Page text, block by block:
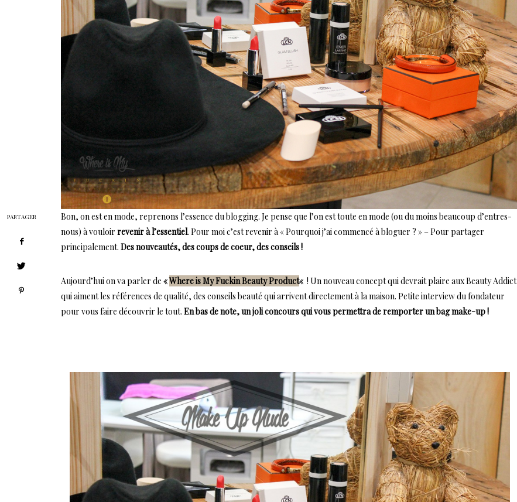
Bon, on est en mode, reprenons l’essence du blogging. Je pense que l’on est toute en mode (ou du moins beaucoup d’entres-
nous) à vouloir revenir à l’essentiel. Pour moi c’est revenir à « Pourquoi j’ai commencé à bloguer ? » – Pour partager
principalement. Des nouveautés, des coups de coeur, des conseils !
Aujourd’hui on va parler de «Where is My Fuckin Beauty Product« ! Un nouveau concept qui devrait plaire aux Beauty Addict
qui aiment les références de qualité, des conseils beauté qui arrivent directement à la maison. Petite interview du fondateur
pour vous faire découvrir le tout. En bas de note, un joli concours qui vous permettra de remporter un bag make-up !
PARTAGER